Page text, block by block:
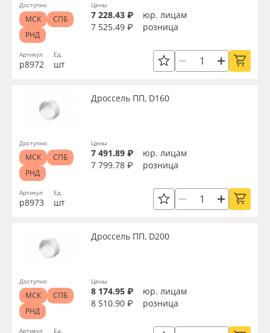
Артикул
р8972
Ед.
шт
Цены
7 228.43 ₽
юр. лицам
7 525.49 ₽
розница
Доступно
МСК
СПБ
РНД
Артикул
р8973
Дроссель ПП, D160
Ед.
шт
Цены
7 491.89 ₽
юр. лицам
7 799.78 ₽
розница
Доступно
МСК
СПБ
РНД
Артикул
Дроссель ПП, D200
Ед.
Цены
8 174.95 ₽
юр. лицам
8 510.90 ₽
розница
Доступно
МСК
СПБ
РНД